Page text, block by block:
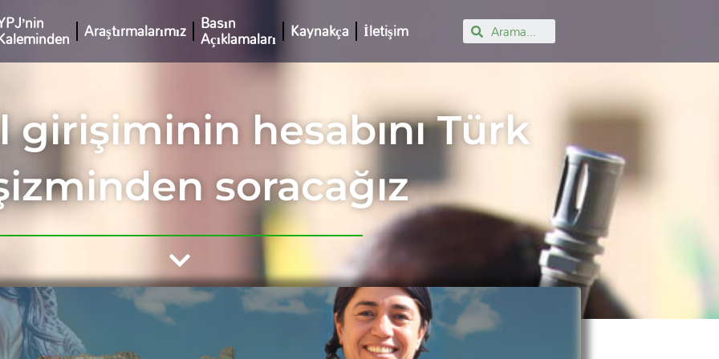
Araştırmalarımız Basın
Açıklamaları Kaynakça İletişim Search
girişiminin hesabını Türk
soracağız